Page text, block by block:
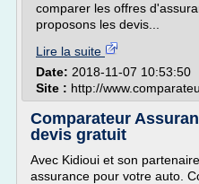
comparer les offres
proposons les devis...
Lire la suite
Date: 2018-11-07 10:53:50
Site : http://
Comparateur
devis gratuit
Avec Kidioui et son
assurance pour votre auto.